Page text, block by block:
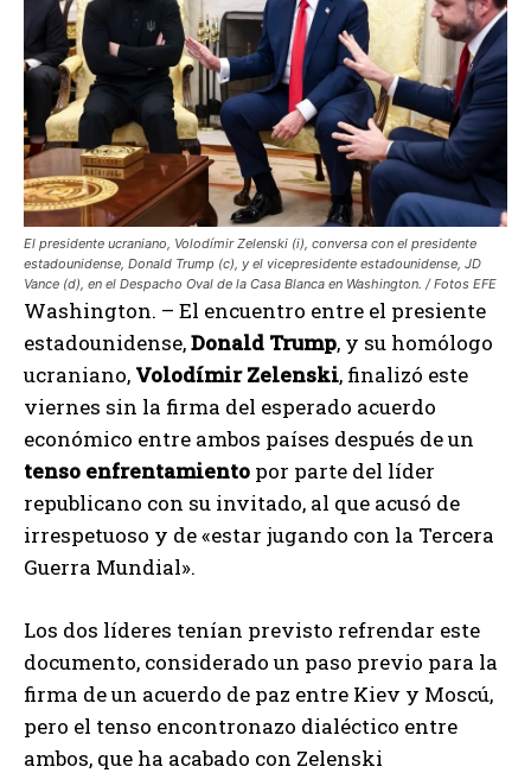
El presidente ucraniano, Volodímir Zelenski (i), conversa con el presidente
estadounidense, Donald Trump (c), y el vicepresidente estadounidense, JD
Vance (d), en el Despacho Oval de la Casa Blanca en Washington. / Fotos EFE
Washington. – El encuentro entre el presiente
estadounidense,Donald Trump, y su homólogo
ucraniano, Volodímir Zelenski, finalizó este
viernes sin la firma del esperado acuerdo
económico entre ambos países después de un
tenso enfrentamiento por parte del líder
republicano con su invitado, al que acusó de
irrespetuoso y de «estar jugando con la Tercera
Guerra Mundial».
Los dos líderes tenían previsto refrendar este
documento, considerado un paso previo para la
firma de un acuerdo de paz entre Kiev y Moscú,
pero el tenso encontronazo dialéctico entre
ambos, que ha acabado con Zelenski